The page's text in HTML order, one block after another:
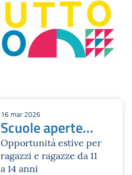
16 mar 2026
Scuole aperte
tutto l'anno
Estate 2026
Opportunità estive per
ragazzi e ragazze da 11
a 14 anni